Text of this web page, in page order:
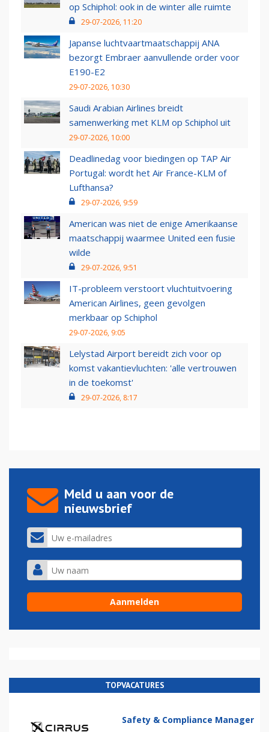
op Schiphol: ook in de winter alle ruimte
29-07-2026, 11:20
Japanse luchtvaartmaatschappij ANA
bezorgt Embraer aanvullende order voor
E190-E2
29-07-2026, 10:30
Saudi Arabian Airlines breidt
samenwerking met KLM op Schiphol uit
29-07-2026, 10:00
Deadlinedag voor biedingen op TAP Air
Portugal: wordt het Air France-KLM of
Lufthansa?
29-07-2026, 9:59
American was niet de enige Amerikaanse
maatschappij waarmee United een fusie
wilde
29-07-2026, 9:51
IT-probleem verstoort vluchtuitvoering
American Airlines, geen gevolgen
merkbaar op Schiphol
29-07-2026, 9:05
Lelystad Airport bereidt zich voor op
komst vakantievluchten: 'alle vertrouwen
in de toekomst'
29-07-2026, 8:17
Meld u aan voor de
nieuwsbrief
TOPVACATURES
Safety & Compliance Manager